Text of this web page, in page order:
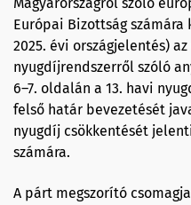
Európai Bizottság
2025. évi országjelentés) az
nyugdíjrendszerről szóló
6–7. oldalán a 13. havi
felső határ bevezetését
nyugdíj csökkentését
számára.
A párt megszorító